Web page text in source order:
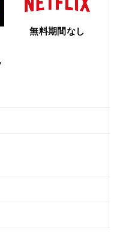
無料期間なし